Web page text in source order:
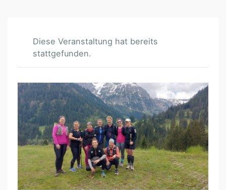
Diese Veranstaltung hat bereits
stattgefunden.
T
R
A
I
L
R
U